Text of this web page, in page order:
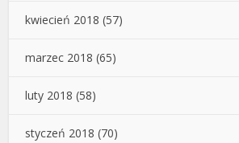
kwiecień 2018 (57)
marzec 2018 (65)
luty 2018 (58)
styczeń 2018 (70)